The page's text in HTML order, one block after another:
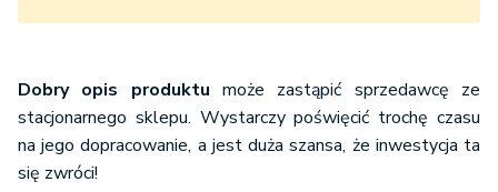
Dobry opis produktu może zastąpić sprzedawcę ze
stacjonarnego sklepu. Wystarczy poświęcić trochę czasu
na jego dopracowanie, a jest duża szansa, że inwestycja ta
się zwróci!